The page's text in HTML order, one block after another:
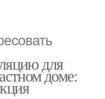
для
доме: